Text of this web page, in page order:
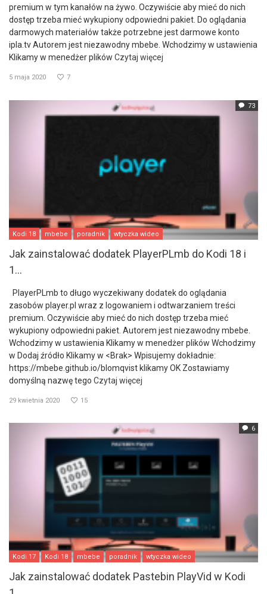
premium w tym kanałów na żywo. Oczywiście aby mieć do nich
dostęp trzeba mieć wykupiony odpowiedni pakiet. Do oglądania
darmowych materiałów także potrzebne jest darmowe konto
ipla.tv Autorem jest niezawodny mbebe. Wchodzimy w ustawienia
Klikamy w menedżer plików Czytaj więcej
5 maja 2020 7
73
Kodi 18 mbebe poradnik wtyczka wideo
Jak zainstalować dodatek PlayerPLmb do Kodi 18 i
1...
PlayerPLmb to długo wyczekiwany dodatek do oglądania
zasobów player.pl wraz z logowaniem i odtwarzaniem treści
premium. Oczywiście aby mieć do nich dostęp trzeba mieć
wykupiony odpowiedni pakiet. Autorem jest niezawodny mbebe.
Wchodzimy w ustawienia Klikamy w menedżer plików Wchodzimy
w Dodaj źródło Klikamy w <Brak> Wpisujemy dokładnie:
https://mbebe.github.io/blomqvist klikamy OK Zostawiamy
domyślną nazwę tego Czytaj więcej
29 kwietnia 2020 15
6
Kodi 17 Kodi 18 mbebe poradnik wtyczka wideo
Jak zainstalować dodatek Pastebin PlayVid w Kodi